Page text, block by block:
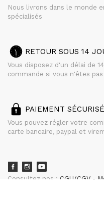
Nous livrons dans le monde
spécialisés
RETOUR SOUS 14
Vous disposez d'un délai de
commande si vous n'êtes
PAIEMENT SÉCURISÉ
Vous pouvez régler votre
carte bancaire, paypal et
Consultez nos : CGU/CGV